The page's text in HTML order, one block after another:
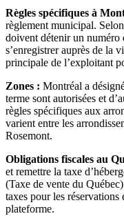
Règles spécifiques à
règlement municipal.
doivent détenir un
s’enregistrer auprès de la
principale de l’exploitant
Zones : Montréal a
terme sont autorisées et
règles spécifiques aux
varient entre les
Rosemont.
Obligations fiscales au
et remettre la taxe
(Taxe de vente du
taxes pour les réservations
plateforme.